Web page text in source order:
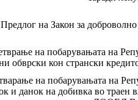
Предлог на Закон за
на побарувањата на
обврски кон странски
на побарувањата на
и данок на добивка во